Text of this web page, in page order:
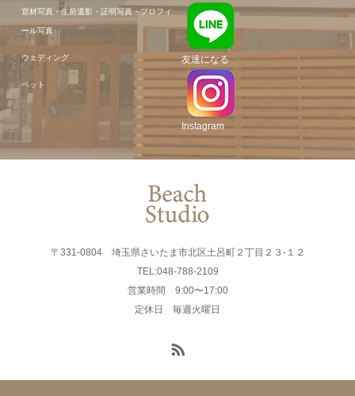
宣材写真・生前遺影・証明写真・プロフィ
ール写真
ウェディング
ペット
友達になる
Instagram
〒331-0804 埼玉県さいたま市北区土呂町２丁目２３-１２
TEL:048-788-2109
営業時間 9:00〜17:00
定休日 毎週火曜日